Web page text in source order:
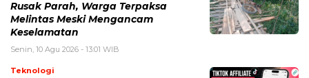
Rusak Parah, Warga Terpaksa
Melintas Meski Mengancam
Keselamatan
Senin, 10 Agu 2026 - 13:01 WIB
Teknologi